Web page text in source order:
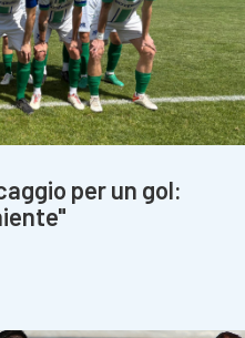
per un gol: